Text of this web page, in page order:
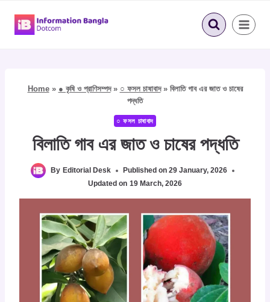
Home» ● কৃষি ও প্রাণিসম্পদ» ○ ফসল চাষাবাদ» বিলাতি গাব এর জাত ও চাষের
পদ্ধতি
○ ফসল চাষাবাদ
বিলাতি গাব এর জাত ও চাষের পদ্ধতি
By Editorial Desk Published on 29 January, 2026
Updated on 19 March, 2026